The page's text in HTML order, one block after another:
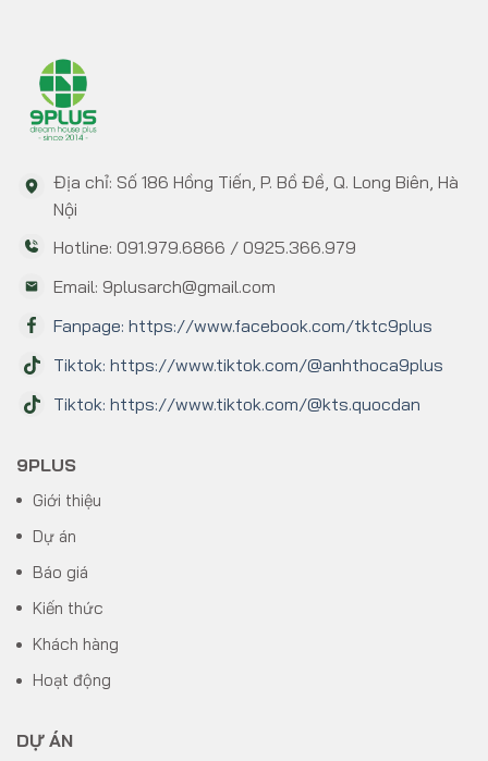
Địa chỉ: Số 186 Hồng Tiến, P. Bồ Đề, Q. Long Biên, Hà
Nội
Hotline: 091.979.6866 / 0925.366.979
Email: 9plusarch@gmail.com
Fanpage: https://www.facebook.com/tktc9plus
Tiktok: https://www.tiktok.com/@anhthoca9plus
Tiktok: https://www.tiktok.com/@kts.quocdan
9PLUS
Giới thiệu
Dự án
Báo giá
Kiến thức
Khách hàng
Hoạt động
DỰ ÁN